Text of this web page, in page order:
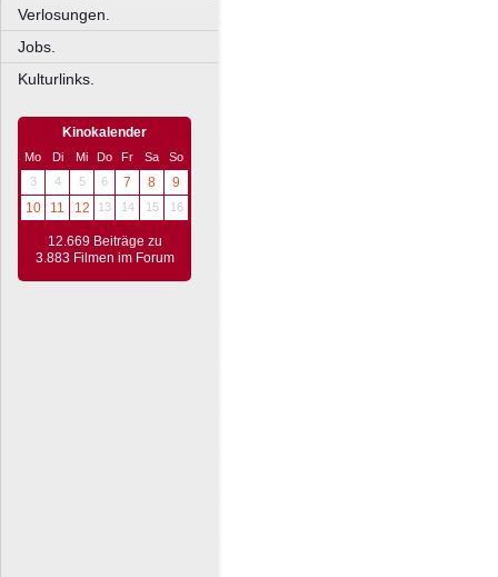
Verlosungen.
Jobs.
Kulturlinks.
Kinokalender
Mo Di Mi Do Fr Sa
So
3
4 5 6 7 8
9
10
11 12 13 14 15 16
12.669 Beiträge zu
3.883 Filmen im Forum